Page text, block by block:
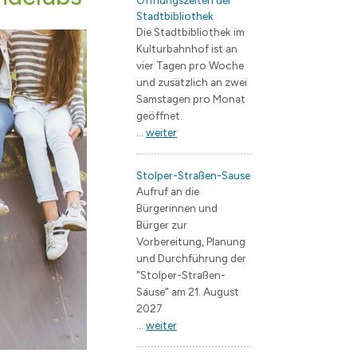
Jugendarbeit / Streetwork
Hohen Neuendorf
Borgsdorf
Bergfelde
/ Geoportal
Bergerac
Fürstenau
Janów Podlaski
Müllheim im Markgräflerland
Landschaftsplan
Lärmaktionsplan
Zentrumsentwicklung
Interkommunales
Quartierskonzept
EB Wohnungswirtschaft
Straßenbau
Starkregengefährdungskarte
Branchenverzeichnis
Wirtschaftsförderung
Stadtbibliothek
Die Stadtbibliothek im
Kulturbahnhof ist an
vier Tagen pro Woche
und zusätzlich an zwei
Samstagen pro Monat
geöffnet.
weiter
Stolper-Straßen-Sause
Aufruf an die
Bürgerinnen und
Bürger zur
Vorbereitung, Planung
und Durchführung der
"Stolper-Straßen-
Sause" am 21. August
2027
weiter